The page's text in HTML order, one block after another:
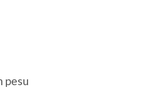
pesu